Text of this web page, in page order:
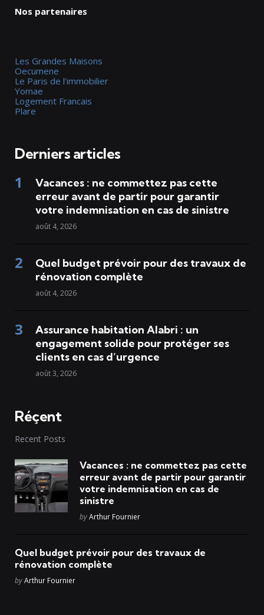
Nos partenaires
Les Grandes Maisons
Oecumene
Le Paris de l'immobilier
Yomae
Logement Francais
Plare
Derniers articles
Vacances : ne commettez pas cette
erreur avant de partir pour garantir
votre indemnisation en cas de sinistre
août 4, 2026
Quel budget prévoir pour des travaux de
rénovation complète
août 4, 2026
Assurance habitation Alabri : un
engagement solide pour protéger ses
clients en cas d’urgence
août 3, 2026
Réçent
Recent Posts
Vacances : ne commettez pas cette
erreur avant de partir pour garantir
votre indemnisation en cas de
sinistre
Posted
byArthur Fournier
Quel budget prévoir pour des travaux de
rénovation complète
Posted
byArthur Fournier